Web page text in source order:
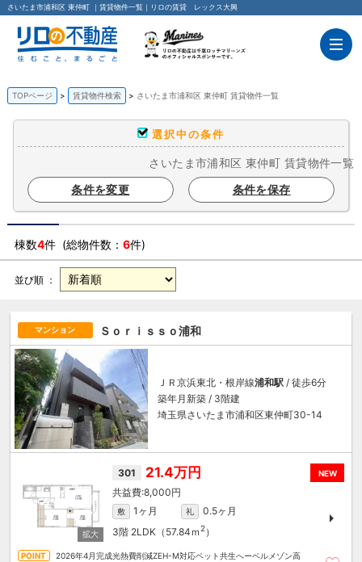
さいたま市浦和区 東仲町 ｜賃貸物件一覧｜リロの賃貸 レックス大興
TOPページ 賃貸物件検索 さいたま市浦和区 東仲町 賃貸物件一覧
選択中の条件
さいたま市浦和区 東仲町 賃貸物件一覧
条件を変更
条件を保存
棟数4件 (総物件数： 6件)
並び順 ：
マンション Ｓｏｒｉｓｓｏ浦和
ＪＲ京浜東北・根岸線浦和駅 / 徒歩6分
築年月新築 / 3階建
埼玉県さいたま市浦和区東仲町30-14
NEW
301 21.4万円
8,000円
敷 1ヶ月 礼
0.5ヶ月
3階 2LDK（57.84ｍ2）
2026年4月完成光熱費削減ZEH-M対応ペット共生へーベルメゾン高